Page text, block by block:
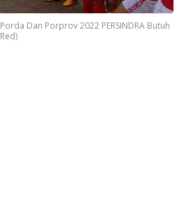
Dan Porprov 2022 PERSINDRA Butuh